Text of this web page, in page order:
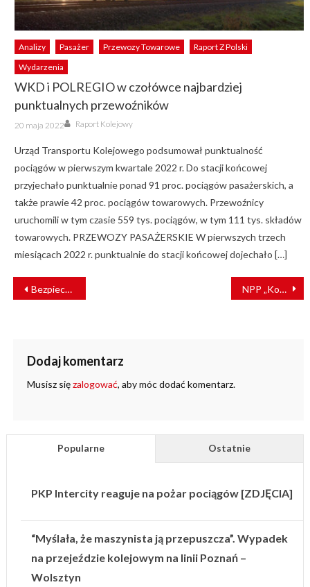
Analizy Pasażer Przewozy Towarowe
Raport Z Polski
Wydarzenia
WKD i POLREGIO w czołówce najbardziej
punktualnych przewoźników
Posted
on
20 maja 2022 Author
Raport Kolejowy
Urząd Transportu Kolejowego podsumował punktualność
pociągów w pierwszym kwartale 2022 r. Do stacji końcowej
przyjechało punktualnie ponad 91 proc. pociągów pasażerskich, a
także prawie 42 proc. pociągów towarowych. Przewoźnicy
uruchomili w tym czasie 559 tys. pociągów, w tym 111 tys. składów
towarowych. PRZEWOZY PASAŻERSKIE W pierwszych trzech
miesiącach 2022 r. punktualnie do stacji końcowej dojechało […]
NAWIGACJA
WPISU
Bezpieczna aparatura elektryczna niskiego napięcia – aktualne wyzwanie dla całego rynku aparatury elektrycznej w Europie NPP „Korporacja KRT” – lider w swojej branży!
Dodaj komentarz
Musisz sięzalogować, aby móc dodać komentarz.
Popularne Ostatnie
PKP Intercity reaguje na pożar pociągów [ZDJĘCIA]
“Myślała, że maszynista ją przepuszcza”. Wypadek
na przejeździe kolejowym na linii Poznań –
Wolsztyn